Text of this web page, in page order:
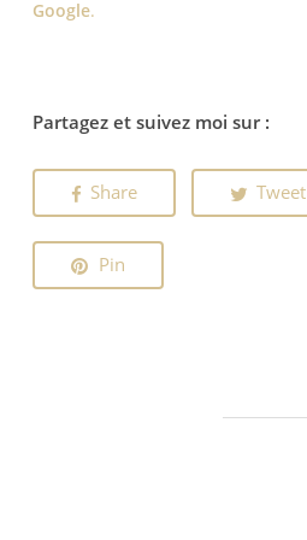
Google.
Partagez et suivez moi sur :
Share Tweet
Pin